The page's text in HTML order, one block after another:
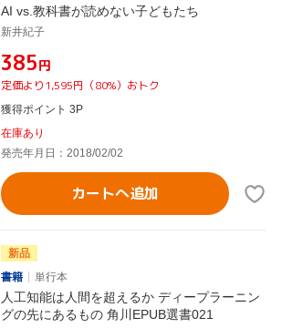
AI vs.教科書が読めない子どもたち
新井紀子
¥385円
定価より1,595円（80%）おトク
獲得ポイント 3P
在庫あり
発売年月日：2018/02/02
カートへ追加
新品
書籍
単行本
人工知能は人間を超えるか ディープラーニン
グの先にあるもの 角川EPUB選書021